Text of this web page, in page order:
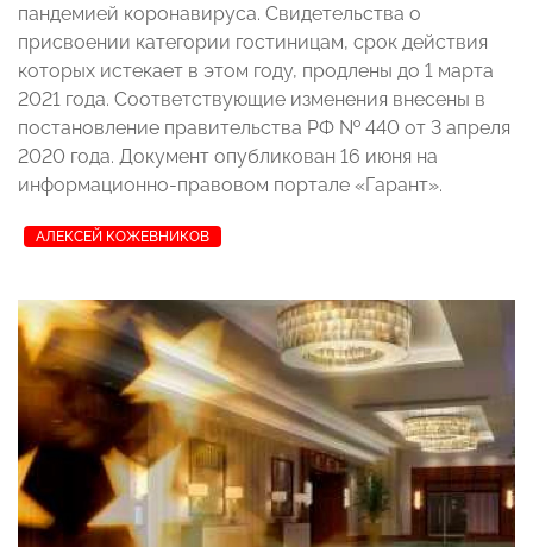
пандемией коронавируса. Свидетельства о
присвоении категории гостиницам, срок действия
которых истекает в этом году, продлены до 1 марта
2021 года. Соответствующие изменения внесены в
постановление правительства РФ № 440 от 3 апреля
2020 года. Документ опубликован 16 июня на
информационно-правовом портале «Гарант».
АЛЕКСЕЙ КОЖЕВНИКОВ